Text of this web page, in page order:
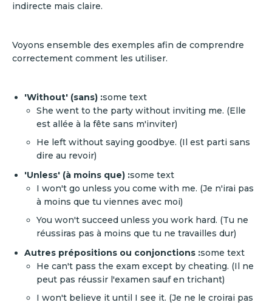
indirecte mais claire.
Voyons ensemble des exemples afin de comprendre
correctement comment les utiliser.
'Without' (sans) :some text
She went to the party without inviting me. (Elle
est allée à la fête sans m'inviter)
He left without saying goodbye. (Il est parti sans
dire au revoir)
'Unless' (à moins que) :some text
I won't go unless you come with me. (Je n'irai pas
à moins que tu viennes avec moi)
You won't succeed unless you work hard. (Tu ne
réussiras pas à moins que tu ne travailles dur)
Autres prépositions ou conjonctions :some text
He can't pass the exam except by cheating. (Il ne
peut pas réussir l'examen sauf en trichant)
I won't believe it until I see it. (Je ne le croirai pas